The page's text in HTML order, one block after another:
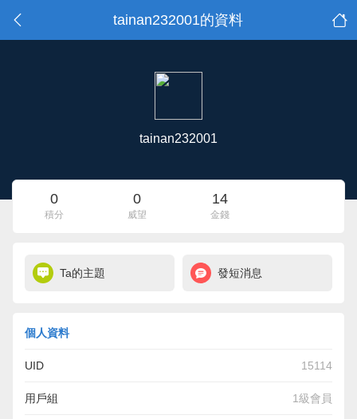
tainan232001的資料
tainan232001
0
積分
0
威望
14
金錢
Ta的主題 發短消息
個人資料
UID 15114
用戶組 1級會員